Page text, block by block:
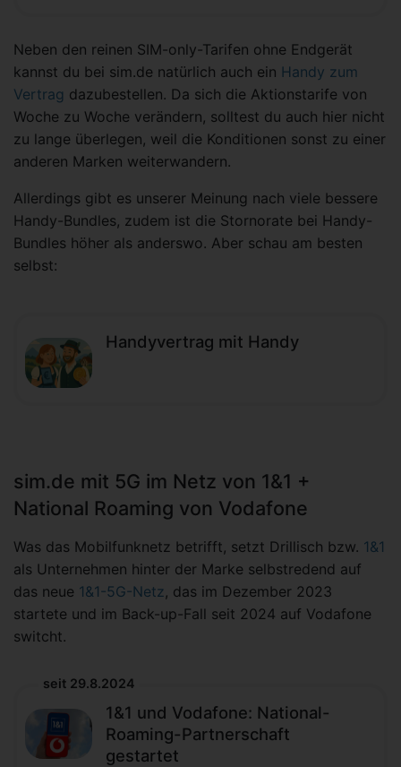
Neben den reinen SIM-only-Tarifen ohne Endgerät
kannst du bei sim.de natürlich auch ein Handy zum
Vertrag dazubestellen. Da sich die Aktionstarife von
Woche zu Woche verändern, solltest du auch hier nicht
zu lange überlegen, weil die Konditionen sonst zu einer
anderen Marken weiterwandern.
Allerdings gibt es unserer Meinung nach viele bessere
Handy-Bundles, zudem ist die Stornorate bei Handy-
Bundles höher als anderswo. Aber schau am besten
selbst:
Handyvertrag mit Handy
sim.de mit 5G im Netz von 1&1 +
National Roaming von Vodafone
Was das Mobilfunknetz betrifft, setzt Drillisch bzw. 1&1
als Unternehmen hinter der Marke selbstredend auf
das neue 1&1-5G-Netz, das im Dezember 2023
startete und im Back-up-Fall seit 2024 auf Vodafone
switcht.
seit 29.8.2024
1&1 und Vodafone: National-
Roaming-Partnerschaft
gestartet